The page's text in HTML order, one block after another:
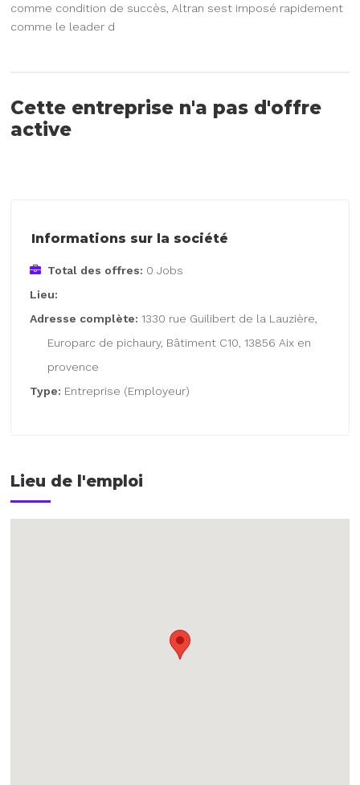
comme condition de succès, Altran sest imposé rapidement
comme le leader d
Cette entreprise n'a pas d'offre
active
Informations sur la société
Total des offres: 0 Jobs
Lieu:
Adresse complète: 1330 rue Guilibert de la Lauzière,
Europarc de pichaury, Bâtiment C10, 13856 Aix en
provence
Type: Entreprise (Employeur)
Lieu de l'emploi